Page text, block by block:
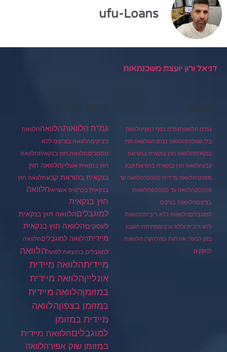
ufu-Loans
דניאל ורון יועצת משכנתאות
תגיות
גמ"ח הלוואותגמ"ח כסף דחוףהלוואה
בלי שאלותהלוואה בנתניההלוואה חוץ
בנקאיתהלוואה חוץ בנקאית בהוראת
קבעהלוואה חוץ בנקאית בהוראת קבע
מפרטיהלוואה מיידית 10000
הלוואה עד
20000הלוואה עד 60000
הלוואות
בצ'קיםהלוואות בצ'קים
למוגבליםהלוואות ללא ריביתהלוואות
ללא ריבית וללא ערביםפתיחת חשבון
בנק לבעלי אזרחות כפולהקרן הלוואות
לנזקקים
קטגוריות
גמ"ח הלוואותהלוואההלוואה
בצ'קיםהלוואה בצ'קים ללא
מסמכיםהלוואה חוץ בנקאיתהלוואה
חוץ בנקאית אונלייןהלוואה חוץ
בנקאית בהוראת קבעהלוואה חוץ
בנקאית בכרטיס אשראיהלוואה
חוץ בנקאית
למוגבליםהלוואה חוץ בנקאית
לעסקיםהלוואה חוץ בנקאית
מיידיתהלוואה למוגבליםהלוואה
למוגבלים בהוצאה לפועלהלוואה
מיידיתהלוואה מיידית
אונלייןהלוואה מיידית
במזומןהלוואה מיידית
במזומן בצפוןהלוואה
מיידית במזומן
למוגבליםהלוואה מיידית
במזומן שוק אפורהלוואה